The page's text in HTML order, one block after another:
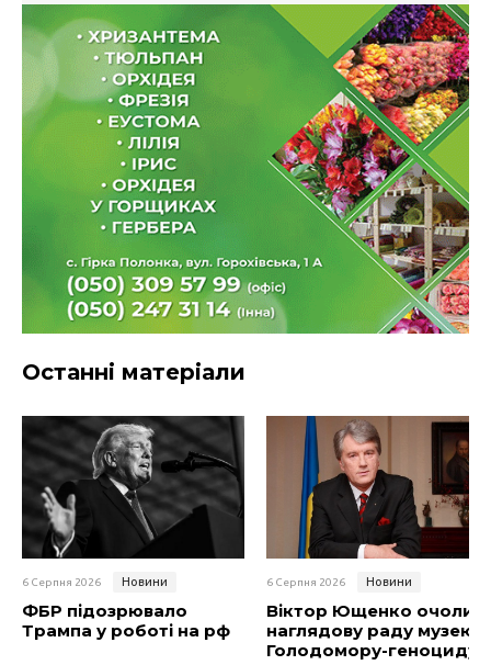
Останні матеріали
6 Серпня 2026 Новини
ФБР підозрювало
Трампа у роботі на рф
6 Серпня 2026 Новини
Віктор Ющенко очолив
наглядову раду музею
Голодомору-геноциду